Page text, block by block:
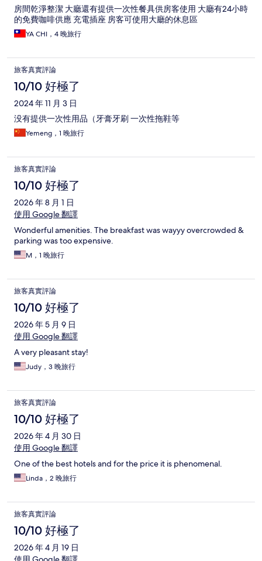
房間乾淨整潔 大廳還有提供一次性餐具供房客使用 大廳有24小時
的免費咖啡供應 充電插座 房客可使用大廳的休息區
YA CHI，4 晚旅行
旅客真實評論
10/10 好極了
2024 年 11 月 3 日
没有提供一次性用品（牙膏牙刷 一次性拖鞋等
Yemeng，1 晚旅行
旅客真實評論
10/10 好極了
2026 年 8 月 1 日
使用 Google 翻譯
Wonderful amenities. The breakfast was wayyy overcrowded &
parking was too expensive.
M，1 晚旅行
旅客真實評論
10/10 好極了
2026 年 5 月 9 日
使用 Google 翻譯
A very pleasant stay!
Judy，3 晚旅行
旅客真實評論
10/10 好極了
2026 年 4 月 30 日
使用 Google 翻譯
One of the best hotels and for the price it is phenomenal.
Linda，2 晚旅行
旅客真實評論
10/10 好極了
2026 年 4 月 19 日